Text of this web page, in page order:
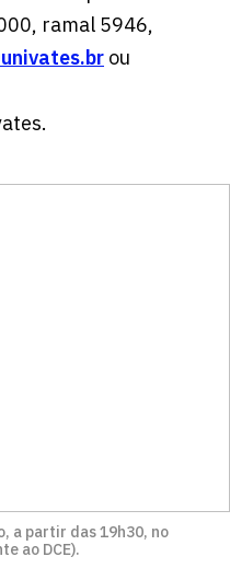
ramal 5946,
ou
a partir das 19h30, no
ao DCE).